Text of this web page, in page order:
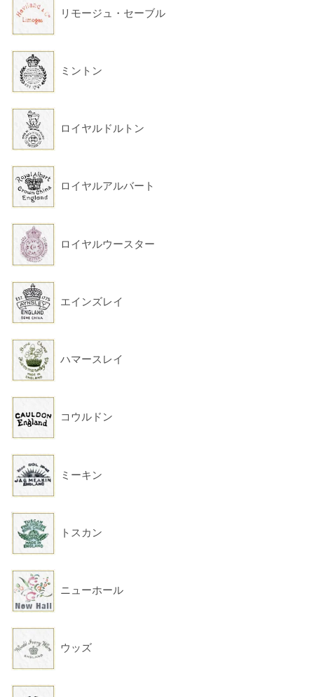
リモージュ・セーブル
ミントン
ロイヤルドルトン
ロイヤルアルバート
ロイヤルウースター
エインズレイ
ハマースレイ
コウルドン
ミーキン
トスカン
ニューホール
ウッズ